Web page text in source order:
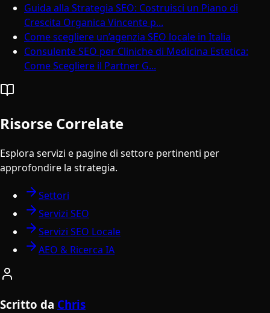
Guida alla Strategia SEO: Costruisci un Piano di
Crescita Organica Vincente p...
Come scegliere un’agenzia SEO locale in Italia
Consulente SEO per Cliniche di Medicina Estetica:
Come Scegliere il Partner G...
Risorse Correlate
Esplora servizi e pagine di settore pertinenti per
approfondire la strategia.
Settori
Servizi SEO
Servizi SEO Locale
AEO & Ricerca IA
Scritto da Chris